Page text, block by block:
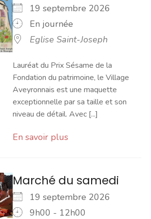
19 septembre 2026
En journée
Eglise Saint-Joseph
Lauréat du Prix Sésame de la
Fondation du patrimoine, le Village
Aveyronnais est une maquette
exceptionnelle par sa taille et son
niveau de détail. Avec [...]
En savoir plus
Marché du samedi
19 septembre 2026
9h00 - 12h00